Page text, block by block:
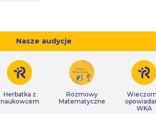
Nasze audycje
Herbatka z
naukowcem
Rozmowy
Matematyczne
WKA